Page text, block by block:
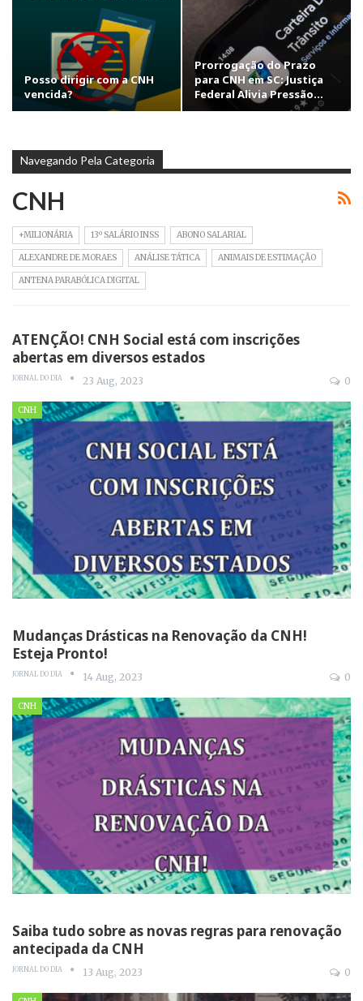
Posso dirigir com a CNH
vencida?
Prorrogação do Prazo
para CNH em SC: Justiça
Federal Alivia Pressão…
Navegando Pela Categoria
CNH
+MILIONÁRIA 13º SALÁRIO INSS ABONO SALARIAL
ALEXANDRE DE MORAES ANÁLISE TÁTICA ANIMAIS DE ESTIMAÇÃO
ANTENA PARABÓLICA DIGITAL
ATENÇÃO! CNH Social está com inscrições
abertas em diversos estados
JORNAL DO DIA 23 Aug, 2023 0
CNH
Mudanças Drásticas na Renovação da CNH!
Esteja Pronto!
JORNAL DO DIA 14 Aug, 2023 0
CNH
Saiba tudo sobre as novas regras para renovação
antecipada da CNH
JORNAL DO DIA 13 Aug, 2023 0